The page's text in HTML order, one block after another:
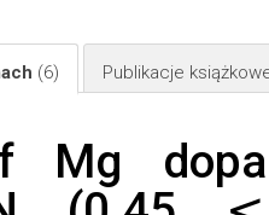
(6) Publikacje
Mg